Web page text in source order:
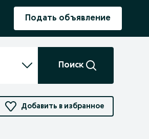
Подать объявление
Поиск
Добавить в избранное